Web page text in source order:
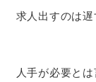
求人出すのは遅
人手が必要と